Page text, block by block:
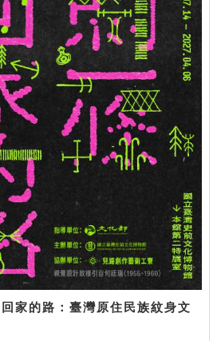
回家的路：臺灣原住民族紋身文